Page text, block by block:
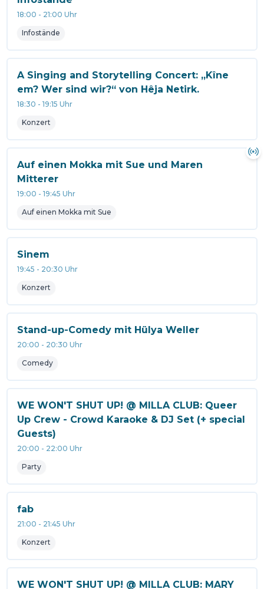
18:00 - 21:00 Uhr
Infostände
A Singing and Storytelling Concert: „Kîne
em? Wer sind wir?“ von Hêja Netirk.
18:30 -19:15 Uhr
Konzert
Auf einen Mokka mit Sue und Maren
Mitterer
19:00 -19:45 Uhr
Auf einen Mokka mit Sue
Sinem
19:45 - 20:30 Uhr
Konzert
Stand-up-Comedy mit Hülya Weller
20:00 - 20:30 Uhr
Comedy
WE WON'T SHUT UP! @ MILLA CLUB: Queer
Up Crew - Crowd Karaoke & DJ Set (+ special
Guests)
20:00 - 22:00 Uhr
Party
fab
21:00 - 21:45 Uhr
Konzert
WE WON'T SHUT UP! @ MILLA CLUB: MARY